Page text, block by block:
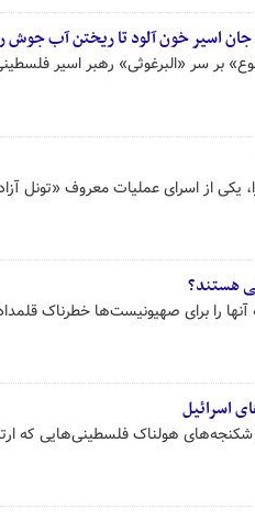
اسیر خون آلود تا ریختن آب جوش
بر سر «البرغوثی» رهبر اسیر
از اسرای عملیات معروف «تونل
هستند؟
را برای صهیونیست‌ها خطرناک
اسرائیل
شکنجه‌های هولناک فلسطینی‌هایی که